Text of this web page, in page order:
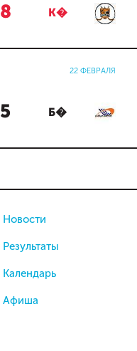
8 К�
22 ФЕВРАЛЯ
5 Б�
Новости
Результаты
Календарь
Афиша